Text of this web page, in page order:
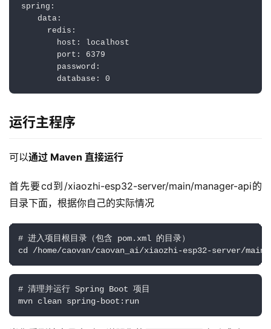
spring:
    data:
      redis:
        host: localhost
        port: 6379
        password:
        database: 0
运行主程序
可以通过 Maven 直接运行
首先要cd到/xiaozhi-esp32-server/main/manager-api的
目录下面，根据你自己的实际情况
# 进入项目根目录（包含 pom.xml 的目录）
cd /home/caovan/caovan_ai/xiaozhi-esp32-server/main/
# 清理并运行 Spring Boot 项目
mvn clean spring-boot:run